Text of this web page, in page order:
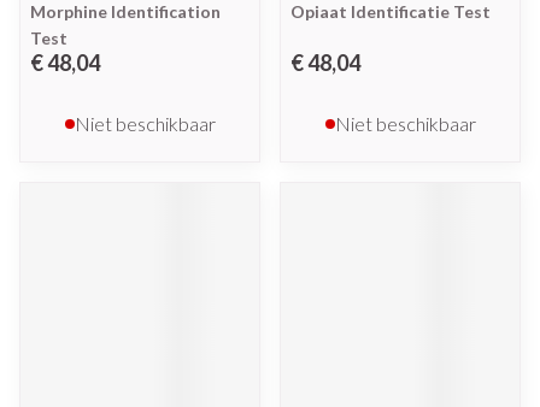
Morphine Identification
Test
€ 48,04
Niet beschikbaar
Opiaat Identificatie Test
€ 48,04
Niet beschikbaar